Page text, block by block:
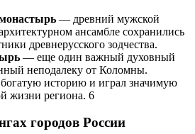
— древний мужской
ансамбле сохранились
древнерусского зодчества.
— еще один важный духовный
неподалеку от Коломны.
историю и играл значимую
жизни региона. 6
городов России